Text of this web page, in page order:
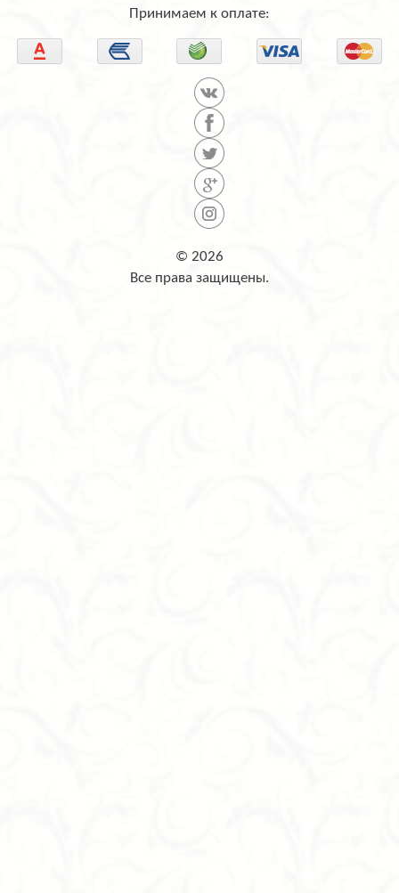
Принимаем к оплате:
© 2026
Все права защищены.